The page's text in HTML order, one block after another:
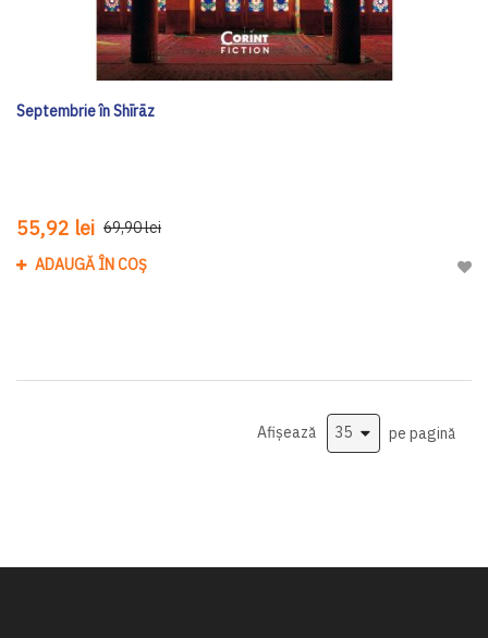
Septembrie în Shīrāz
55,92 lei 69,90 lei
ADAUGĂ ÎN COȘ
Afișează pe pagină